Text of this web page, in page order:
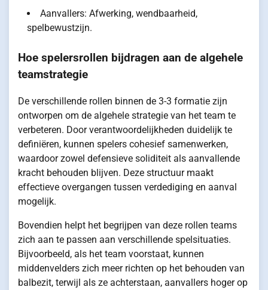
Aanvallers: Afwerking, wendbaarheid,
spelbewustzijn.
Hoe spelersrollen bijdragen aan de algehele
teamstrategie
De verschillende rollen binnen de 3-3 formatie zijn
ontworpen om de algehele strategie van het team te
verbeteren. Door verantwoordelijkheden duidelijk te
definiëren, kunnen spelers cohesief samenwerken,
waardoor zowel defensieve soliditeit als aanvallende
kracht behouden blijven. Deze structuur maakt
effectieve overgangen tussen verdediging en aanval
mogelijk.
Bovendien helpt het begrijpen van deze rollen teams
zich aan te passen aan verschillende spelsituaties.
Bijvoorbeeld, als het team voorstaat, kunnen
middenvelders zich meer richten op het behouden van
balbezit, terwijl als ze achterstaan, aanvallers hoger op